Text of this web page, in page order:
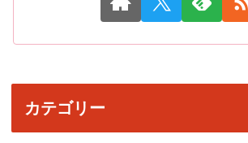
カテゴリー